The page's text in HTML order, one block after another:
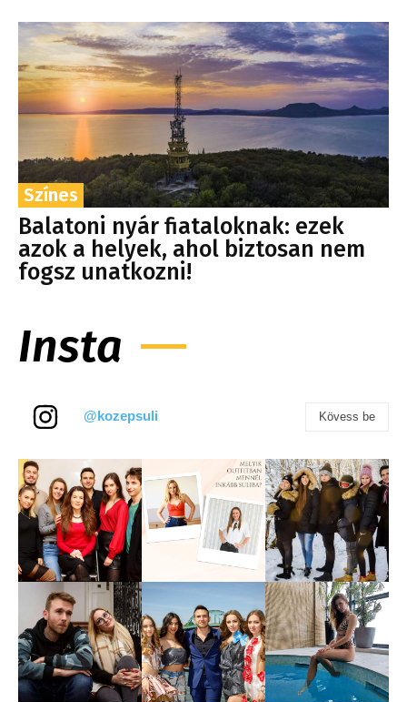
Színes
Balatoni nyár fiataloknak: ezek
azok a helyek, ahol biztosan nem
fogsz unatkozni!
Insta
@kozepsuli Kövess be